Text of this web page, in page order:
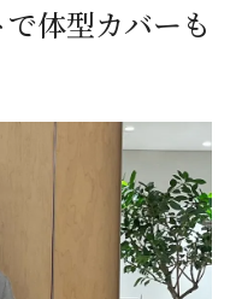
体型カバーも